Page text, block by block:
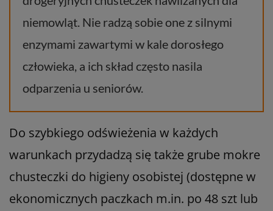
niemowląt. Nie radzą sobie one z silnymi
enzymami zawartymi w kale dorosłego
człowieka, a ich skład często nasila
odparzenia u seniorów.
Do szybkiego odświeżenia w każdych
warunkach przydadzą się także grube mokre
chusteczki do higieny osobistej (dostępne w
ekonomicznych paczkach m.in. po 48 szt lub